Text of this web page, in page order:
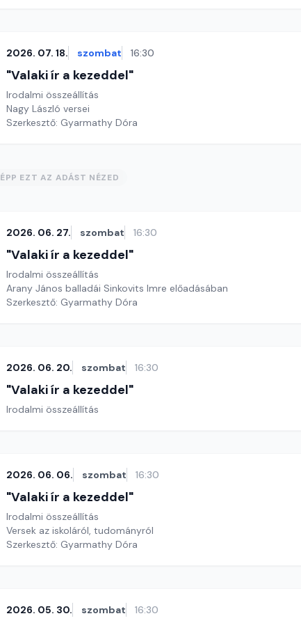
2026. 07. 18. szombat 16:30
"Valaki ír a kezeddel"
Irodalmi összeállítás
Nagy László versei
Szerkesztő: Gyarmathy Dóra
ÉPP EZT AZ ADÁST NÉZED
2026. 06. 27. szombat 16:30
"Valaki ír a kezeddel"
Irodalmi összeállítás
Arany János balladái Sinkovits Imre előadásában
Szerkesztő: Gyarmathy Dóra
2026. 06. 20. szombat 16:30
"Valaki ír a kezeddel"
Irodalmi összeállítás
2026. 06. 06. szombat 16:30
"Valaki ír a kezeddel"
Irodalmi összeállítás
Versek az iskoláról, tudományról
Szerkesztő: Gyarmathy Dóra
2026. 05. 30. szombat 16:30